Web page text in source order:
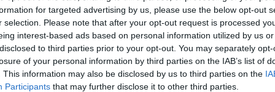
for targeted advertising by us, please use the below opt-out
selection. Please note that after your opt-out request is processed
interest-based ads based on personal information utilized by us
to third parties prior to your opt-out. You may separately
of your personal information by third parties on the IAB’s list of
This information may also be disclosed by us to third parties on the
Participants that may further disclose it to other third parties.
υπουργοί Παιδείας και Τουρισμού υπέβαλαν τις
ΔΙΑΦΗΜΙΣΗ